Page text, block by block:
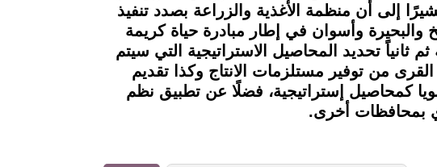
إلى أن منظمة الأغذية والزراعة بصدد تنفيذ
وأسوان في إطار مبادرة حياة كريمة
تحديد المحاصيل الاستراتيجية التي سيتم
من توفير مستلزمات الانتاج وكذا تقديم
كمحاصيل إستراتيجية، فضلًا عن تطبيق نظم
بمحافظات أخرى.